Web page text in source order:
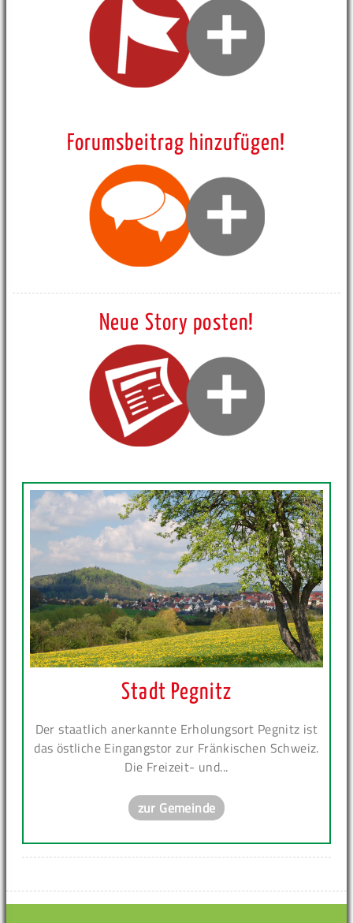
Forumsbeitrag hinzufügen!
Neue Story posten!
Stadt Pegnitz
Der staatlich anerkannte Erholungsort Pegnitz ist
das östliche Eingangstor zur Fränkischen Schweiz.
Die Freizeit- und...
zur Gemeinde